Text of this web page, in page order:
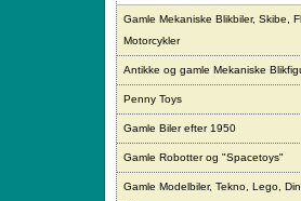
Gamle Mekaniske Blikbiler, Skibe,
Motorcykler
Antikke og gamle Mekaniske
Penny Toys
Gamle Biler efter 1950
Gamle Robotter og "Spacetoys"
Gamle Modelbiler, Tekno, Lego,